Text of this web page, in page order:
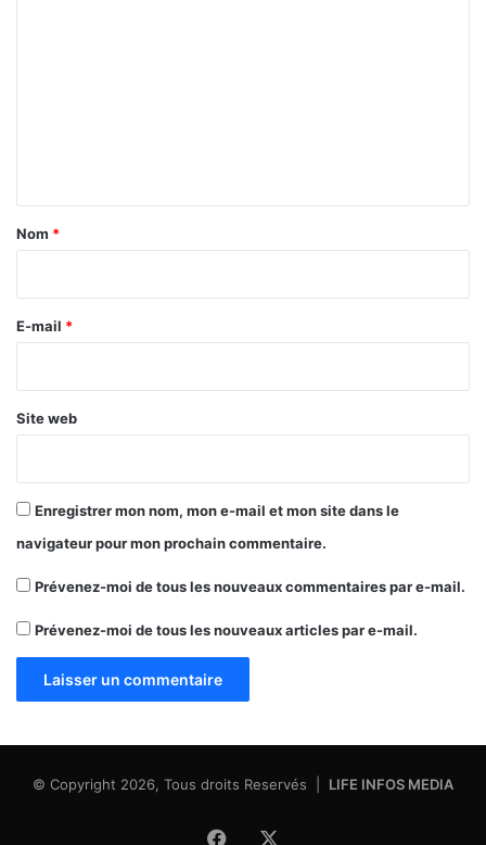
a
e
Nom *
E-mail *
Site web
Enregistrer mon nom, mon e-mail et mon site dans le
navigateur pour mon prochain commentaire.
Prévenez-moi de tous les nouveaux commentaires par e-mail.
Prévenez-moi de tous les nouveaux articles par e-mail.
© Copyright 2026, Tous droits Reservés | LIFE INFOS MEDIA
Facebook